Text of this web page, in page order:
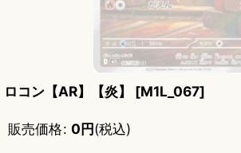
ロコン【AR】【炎】 [M1L_067]
販売価格: 0円(税込)